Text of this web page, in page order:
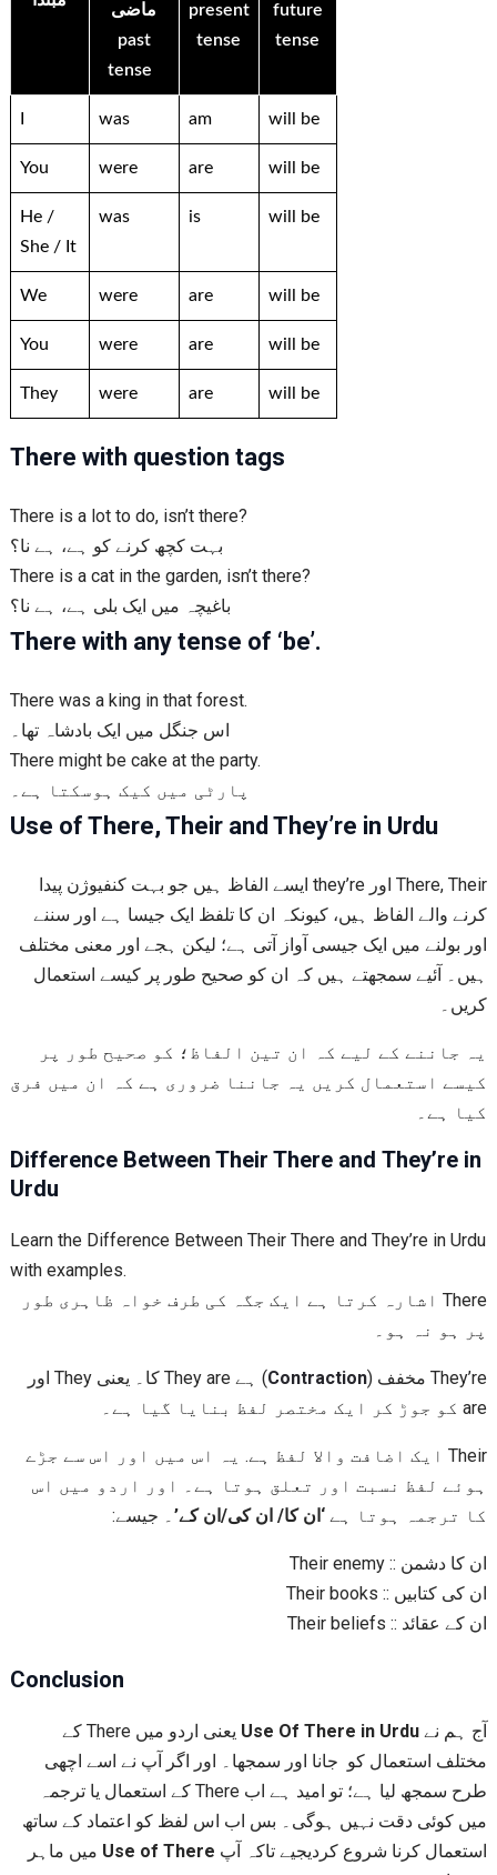
ماضی
past
tense
present
tense
future
tense
was am will be
You were are will be
He /
She / It
was is will be
We were are will be
You were are will be
They were are will be
There with question tags
There is a lot to do, isn’t there?
بہت کچھ کرنے کو ہے، ہے نا؟
There is a cat in the garden, isn’t there?
باغیچہ میں ایک بلی ہے، ہے نا؟
There with any tense of ‘be’.
There was a king in that forest.
اس جنگل میں ایک بادشاہ تھا۔
There might be cake at the party.
پارٹی میں کیک ہوسکتا ہے۔
Use of There, Their and They’re in Urdu
There, Their اور they’re ایسے الفاظ ہیں جو بہت کنفیوژن پیدا
کرنے والے الفاظ ہیں، کیونکہ ان کا تلفظ ایک جیسا ہے اور سننے
اور بولنے میں ایک جیسی آواز آتی ہے؛ لیکن ہجے اور معنی مختلف
ہیں۔ آئیے سمجھتے ہیں کہ ان کو صحیح طور پر کیسے استعمال
کریں۔
یہ جاننے کے لیے کہ ان تین الفاظ؛ کو صحیح طور پر
کیسے استعمال کریں یہ جاننا ضروری ہے کہ ان میں فرق
کیا ہے۔
Difference Between Their There and They’re in
Urdu
Learn the Difference Between Their There and They’re in Urdu
with examples.
There اشارہ کرتا ہے ایک جگہ کی طرف خواہ ظاہری طور
پر ہو نہ ہو۔
They’re مخفف ( Contraction
) ہے They are کا۔ یعنی They اور
are کو جوڑ کر ایک مختصر لفظ بنایا گیا ہے۔
Their ایک اضافت والا لفظ ہے. یہ اس میں اور اس سے جڑے
ہوئے لفظ نسبت اور تعلق ہوتا ہے۔ اور اردو میں اس
کا ترجمہ ہوتا ہے ‘ان کا/ ان کی/ان کے’۔ جیسے:
ان کا دشمن :: Their enemy
ان کی کتابیں :: Their books
ان کے عقائد :: Their beliefs
Conclusion
آج ہم نے Use Of There in Urdu
یعنی اردو میں There کے
مختلف استعمال کو جانا اور سمجھا۔ اور اگر آپ نے اسے اچھی
طرح سمجھ لیا ہے؛ تو امید ہے اب There کے استعمال یا ترجمہ
میں کوئی دقت نہیں ہوگی۔ بس اب اس لفظ کو اعتماد کے ساتھ
استعمال کرنا شروع کردیجیے تاکہ آپ Use of There میں ماہر